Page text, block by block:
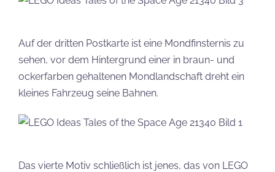
Auf der dritten Postkarte ist eine Mondfinsternis zu
sehen, vor dem Hintergrund einer in braun- und
ockerfarben gehaltenen Mondlandschaft dreht ein
kleines Fahrzeug seine Bahnen.
Das vierte Motiv schließlich ist jenes, das von LEGO